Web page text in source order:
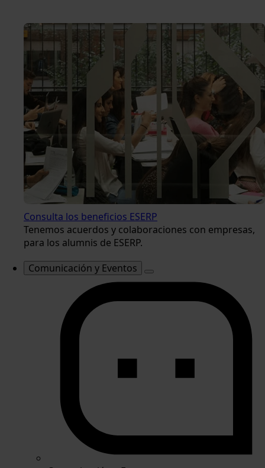
Consulta los beneficios ESERP
Tenemos acuerdos y colaboraciones con empresas,
para los alumnis de ESERP.
Comunicación y Eventos